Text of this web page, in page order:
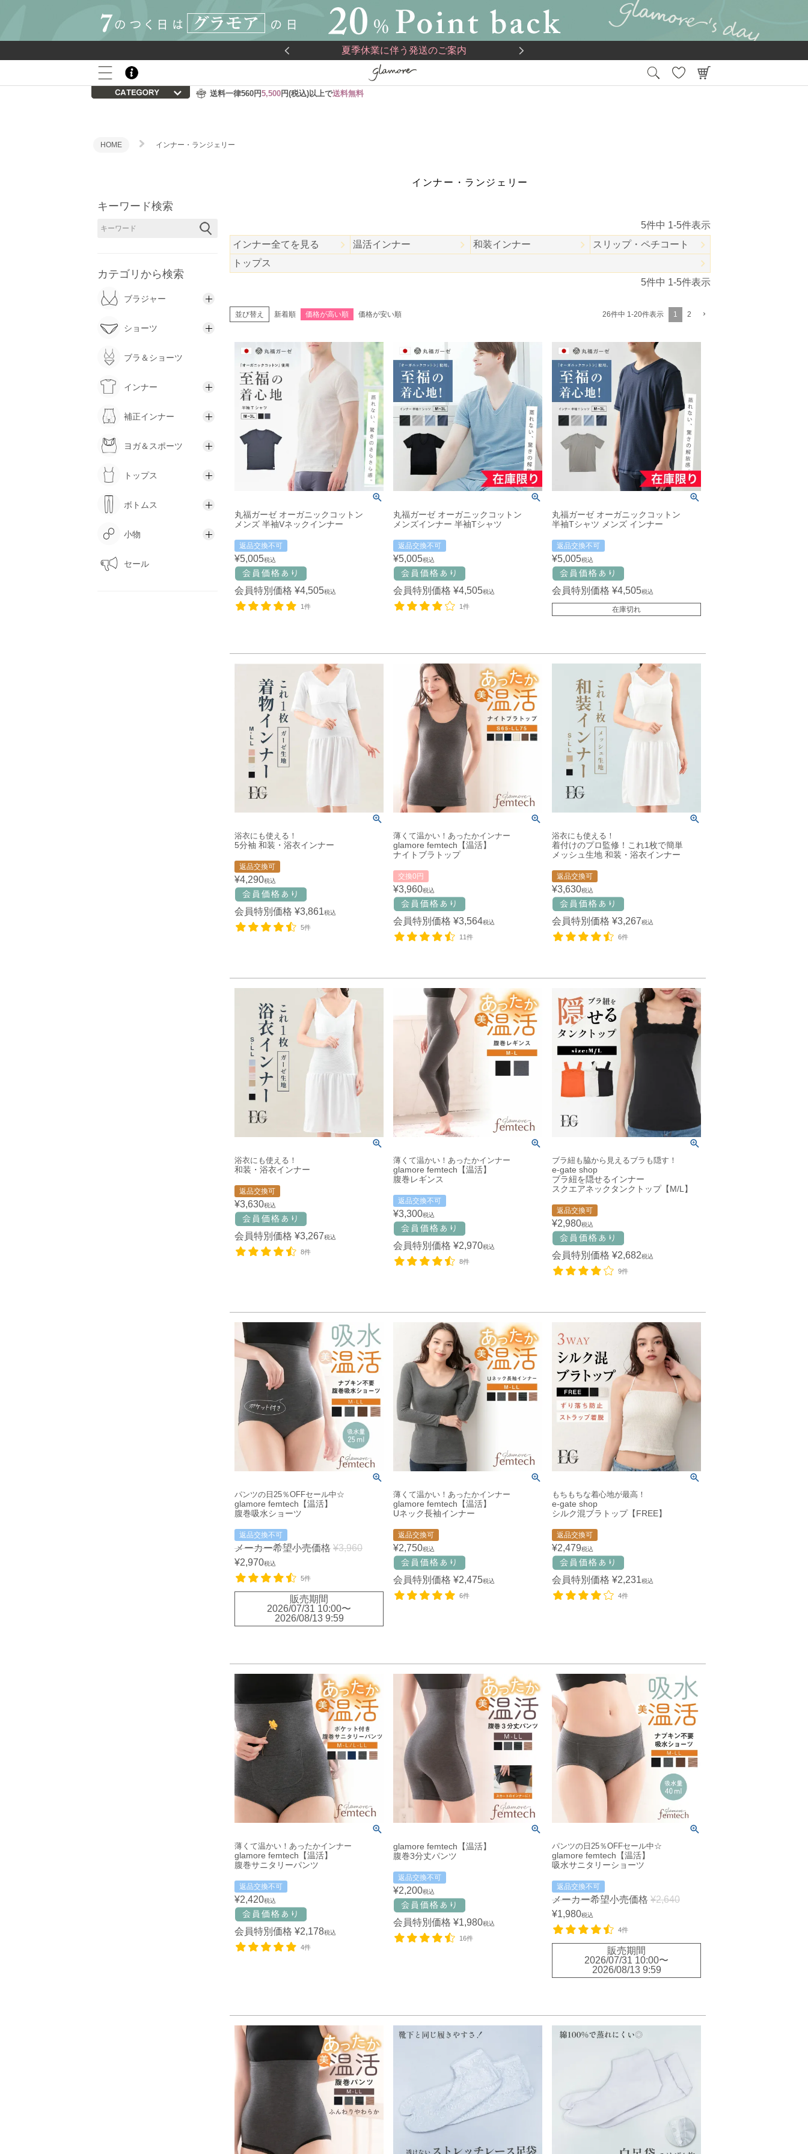
夏季休業に伴う発送のご案内
送料一律560円5,500円(税込)以上で送料無料
HOME インナー・ランジェリー
キーワード検索
カテゴリから検索
ブラジャー
ショーツ
ブラ＆ショーツ
インナー
補正インナー
ヨガ＆スポーツ
トップス
ボトムス
小物
セール
インナー・ランジェリー
5件中 1-5件表示
インナー全てを見る
温活インナー 和装インナー
スリップ・ペチコート
トップス
5件中 1-5件表示
並び替え 新着順 価格が高い順 価格が安い順 26件中 1-20件表示 1 2
丸福ガーゼ オーガニックコットン
メンズ 半袖Vネックインナー
返品交換不可
¥5,005税込
会員特別価格 ¥4,505税込
1件
丸福ガーゼ オーガニックコットン
メンズインナー 半袖Tシャツ
返品交換不可
¥5,005税込
会員特別価格 ¥4,505税込
1件
丸福ガーゼ オーガニックコットン
半袖Tシャツ メンズ インナー
返品交換不可
¥5,005税込
会員特別価格 ¥4,505税込
在庫切れ
浴衣にも使える！
5分袖 和装・浴衣インナー
返品交換可
¥4,290税込
会員特別価格 ¥3,861税込
5件
薄くて温かい！あったかインナー
glamore femtech【温活】
ナイトブラトップ
交換0円
¥3,960税込
会員特別価格 ¥3,564税込
11件
浴衣にも使える！
着付けのプロ監修！これ1枚で簡単
メッシュ生地 和装・浴衣インナー
返品交換可
¥3,630税込
会員特別価格 ¥3,267税込
6件
浴衣にも使える！
和装・浴衣インナー
返品交換可
¥3,630税込
会員特別価格 ¥3,267税込
8件
薄くて温かい！あったかインナー
glamore femtech【温活】
腹巻レギンス
返品交換不可
¥3,300税込
会員特別価格 ¥2,970税込
8件
ブラ紐も脇から見えるブラも隠す！
e-gate shop
ブラ紐を隠せるインナー
スクエアネックタンクトップ【M/L】
返品交換可
¥2,980税込
会員特別価格 ¥2,682税込
9件
パンツの日25％OFFセール中☆
glamore femtech【温活】
腹巻吸水ショーツ
返品交換不可
メーカー希望小売価格 ¥3,960
¥2,970税込
5件
販売期間
2026/07/31 10:00〜
2026/08/13 9:59
薄くて温かい！あったかインナー
glamore femtech【温活】
Uネック長袖インナー
返品交換可
¥2,750税込
会員特別価格 ¥2,475税込
6件
もちもちな着心地が最高！
e-gate shop
シルク混ブラトップ【FREE】
返品交換可
¥2,479税込
会員特別価格 ¥2,231税込
4件
薄くて温かい！あったかインナー
glamore femtech【温活】
腹巻サニタリーパンツ
返品交換不可
¥2,420税込
会員特別価格 ¥2,178税込
4件
glamore femtech【温活】
腹巻3分丈パンツ
返品交換不可
¥2,200税込
会員特別価格 ¥1,980税込
16件
パンツの日25％OFFセール中☆
glamore femtech【温活】
吸水サニタリーショーツ
返品交換不可
メーカー希望小売価格 ¥2,640
¥1,980税込
4件
販売期間
2026/07/31 10:00〜
2026/08/13 9:59